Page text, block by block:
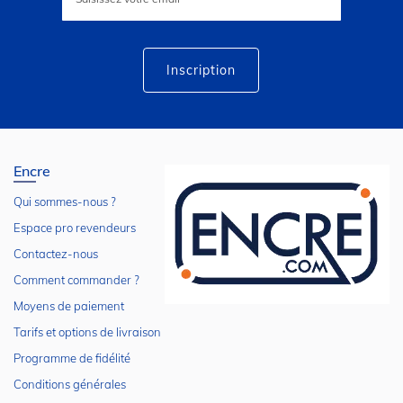
lettre
Inscription
Encre
Qui sommes-nous ?
Espace pro revendeurs
Contactez-nous
Comment commander ?
Moyens de paiement
Tarifs et options de livraison
Programme de fidélité
Conditions générales